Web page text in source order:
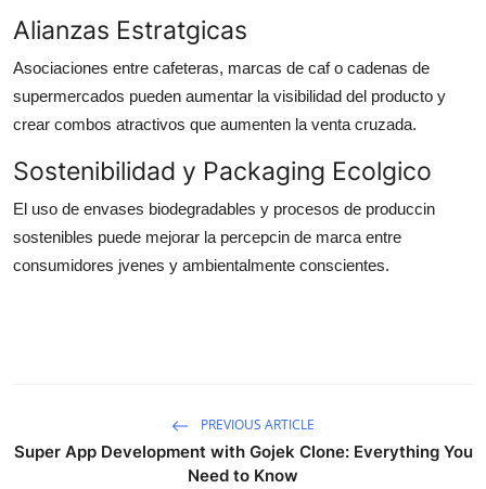
Alianzas Estratgicas
Asociaciones entre cafeteras, marcas de caf o cadenas de
supermercados pueden aumentar la visibilidad del producto y
crear combos atractivos que aumenten la venta cruzada.
Sostenibilidad y Packaging Ecolgico
El uso de envases biodegradables y procesos de produccin
sostenibles puede mejorar la percepcin de marca entre
consumidores jvenes y ambientalmente conscientes.
PREVIOUS ARTICLE
Super App Development with Gojek Clone: Everything You
Need to Know